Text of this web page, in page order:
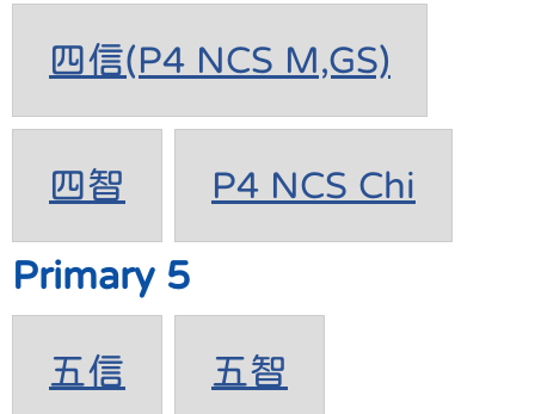
四信(P4 NCS M,GS)
四智 P4 NCS Chi
Primary 5
五信 五智